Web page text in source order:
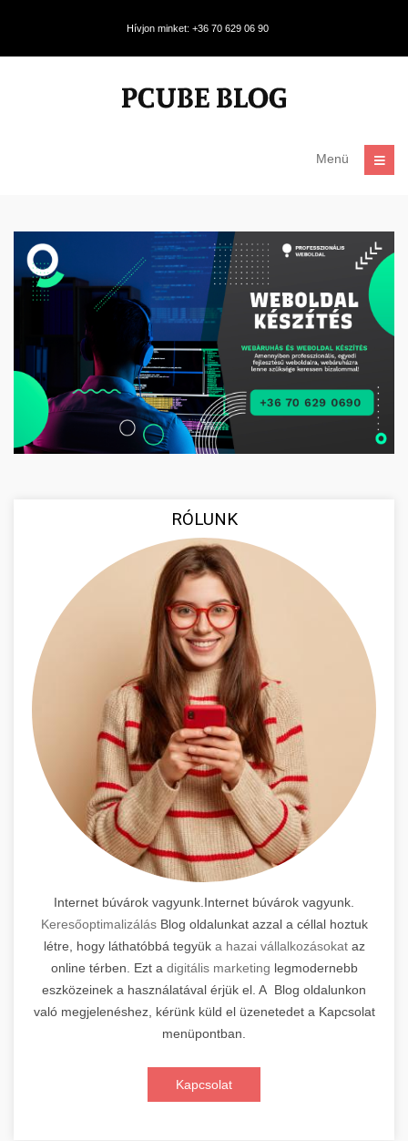
Hívjon minket: +36 70 629 06 90
Menü
RÓLUNK
Internet búvárok vagyunk.Internet búvárok vagyunk.
KeresőoptimalizálásBlog oldalunkat azzal a céllal hoztuk
létre, hogy láthatóbbá tegyük a hazai vállalkozásokataz
online térben. Ezt a digitális marketing legmodernebb
eszközeinek a használatával érjük el. A Blog oldalunkon
való megjelenéshez, kérünk küld el üzenetedet a Kapcsolat
menüpontban.
Kapcsolat